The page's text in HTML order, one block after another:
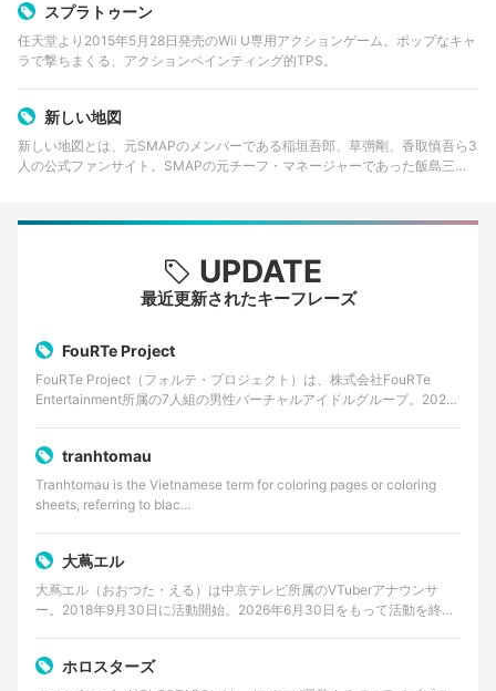
スプラトゥーン
任天堂より2015年5月28日発売のWii U専用アクションゲーム。ポップなキャ
ラで撃ちまくる、アクションペインティング的TPS。
新しい地図
新しい地図とは、元SMAPのメンバーである稲垣吾郎、草彅剛、香取慎吾ら3
人の公式ファンサイト。SMAPの元チーフ・マネージャーであった飯島三智
UPDATE
最近更新されたキーフレーズ
FouRTe Project
FouRTe Project（フォルテ・プロジェクト）は、株式会社FouRTe
Entertainment所属の7人組の男性バーチャルアイドルグループ。2025
tranhtomau
Tranhtomau is the Vietnamese term for coloring pages or coloring
sheets, referring to blac…
大蔦エル
大蔦エル（おおつた・える）は中京テレビ所属のVTuberアナウンサ
ー。2018年9月30日に活動開始。2026年6月30日をもって活動を終了
ホロスターズ